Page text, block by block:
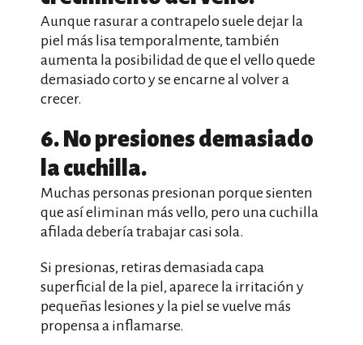
Aunque rasurar a contrapelo suele dejar la
piel más lisa temporalmente, también
aumenta la posibilidad de que el vello quede
demasiado corto y se encarne al volver a
crecer.
6. No presiones demasiado
la cuchilla.
Muchas personas presionan porque sienten
que así eliminan más vello, pero una cuchilla
afilada debería trabajar casi sola.
Si presionas, retiras demasiada capa
superficial de la piel, aparece la irritación y
pequeñas lesiones y la piel se vuelve más
propensa a inflamarse.